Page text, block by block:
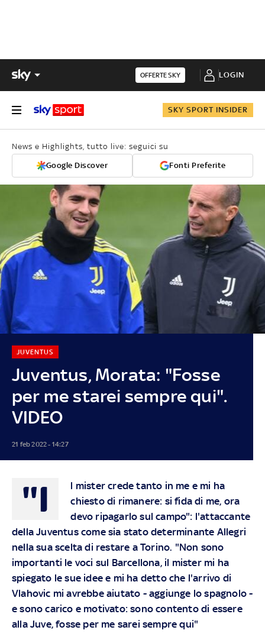
OFFERTE SKY LOGIN
SKY SPORT INSIDER
News e Highlights, tutto live: seguici su
Google Discover Fonti Preferite
Juventus, Morata: "Fosse
per me starei sempre qui".
VIDEO
JUVENTUS
21 feb 2022 - 14:27
"I
l mister crede tanto in me e mi ha
chiesto di rimanere: si fida di me, ora
devo ripagarlo sul campo": l'attaccante
della Juventus come sia stato determinante Allegri
nella sua scelta di restare a Torino. "Non sono
importanti le voci sul Barcellona, il mister mi ha
spiegato le sue idee e mi ha detto che l'arrivo di
Vlahovic mi avrebbe aiutato - aggiunge lo spagnolo -
e sono carico e motivato: sono contento di essere
alla Juve, fosse per me sarei sempre qui"